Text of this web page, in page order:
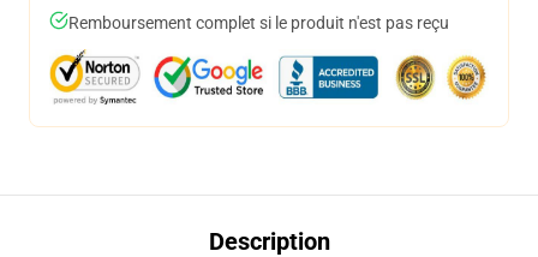
Remboursement complet si le produit n'est pas reçu
Description